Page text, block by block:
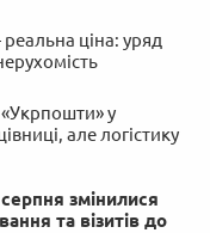
ціна: уряд
у
але логістику
змінилися
та візитів до